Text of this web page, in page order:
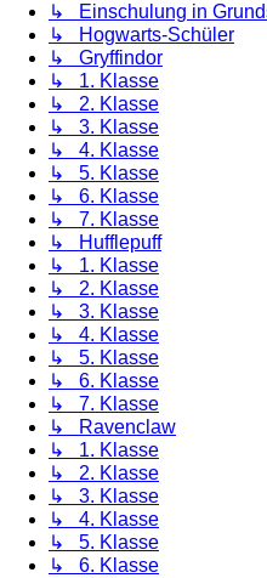
↳ Einschulung in
↳ Hogwarts-Schüler
↳ Gryffindor
↳ 1. Klasse
↳ 2. Klasse
↳ 3. Klasse
↳ 4. Klasse
↳ 5. Klasse
↳ 6. Klasse
↳ 7. Klasse
↳ Hufflepuff
↳ 1. Klasse
↳ 2. Klasse
↳ 3. Klasse
↳ 4. Klasse
↳ 5. Klasse
↳ 6. Klasse
↳ 7. Klasse
↳ Ravenclaw
↳ 1. Klasse
↳ 2. Klasse
↳ 3. Klasse
↳ 4. Klasse
↳ 5. Klasse
↳ 6. Klasse